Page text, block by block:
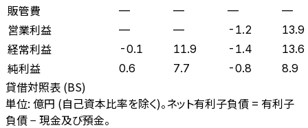
販管費 — — — —
営業利益 — — -1.2 13.9
経常利益 -0.1 11.9 -1.4 13.6
純利益 0.6 7.7 -0.8 8.9
貸借対照表 (BS)
単位: 億円 (自己資本比率を除く)。ネット有利子負債 = 有利子
負債 − 現金及び預金。